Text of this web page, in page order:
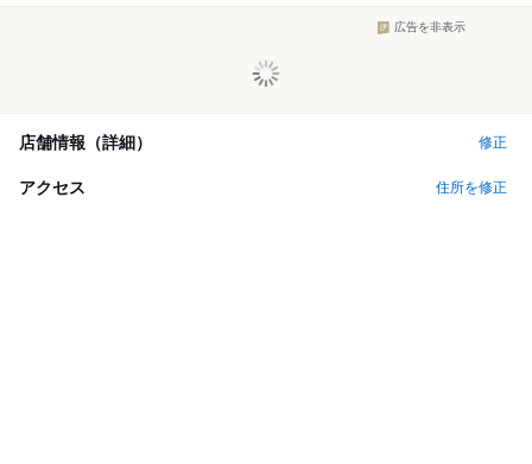
広告を非表示
店舗情報（詳細） 修正
アクセス 住所を修正